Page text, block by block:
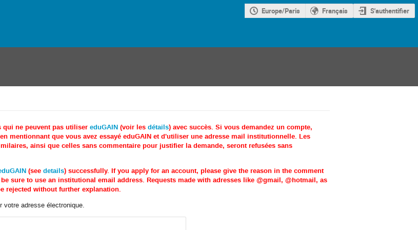
Europe/Paris Français S'authentifier
qui ne peuvent pas utiliser eduGAIN (voir les détails) avec succès. Si vous demandez un compte,
mentionnant que vous avez essayé eduGAIN et d'utiliser une adresse mail institutionnelle. Les
ainsi que celles sans commentaire pour justifier la demande, seront refusées sans
(see details) successfully. If you apply for an account, please give the reason in the comment
sure to use an institutional email address. Requests made with adresses like @gmail, @hotmail, as
rejected without further explanation.
votre adresse électronique.